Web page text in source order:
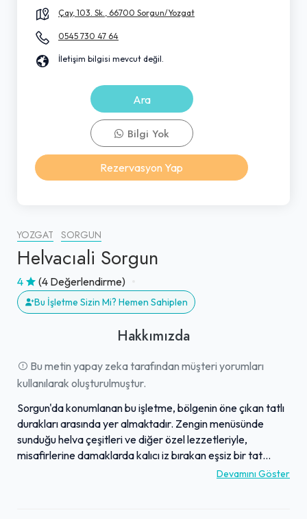
YOZGAT SORGUN
Helvacıali Sorgun
4 (4 Değerlendirme)
Bu İşletme Sizin Mi? Hemen Sahiplen
Hakkımızda
Bu metin yapay zeka tarafından müşteri yorumları
kullanılarak oluşturulmuştur.
Sorgun'da konumlanan bu işletme, bölgenin öne çıkan tatlı
durakları arasında yer almaktadır. Zengin menüsünde
sunduğu helva çeşitleri ve diğer özel lezzetleriyle,
misafirlerine damaklarda kalıcı iz bırakan eşsiz bir tat
deneyimi yaşatır. Mekan, temiz, nezih ve ferah ortamıyla
Devamını Göster
Çay, 103. Sk., 66700 Sorgun/Yozgat
0545 730 47 64
İletişim bilgisi mevcut değil.
Ara
Bilgi Yok
Rezervasyon Yap